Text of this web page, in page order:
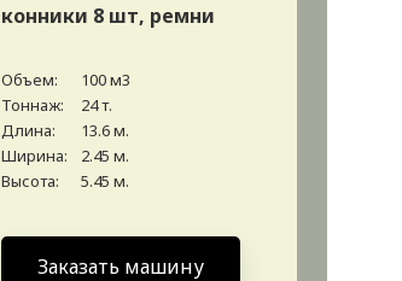
конники 8 шт, ремни
Объем:
100 м3
Тоннаж:
24 т.
Длина:
13.6 м.
Ширина:
2.45 м.
Высота:
5.45 м.
Заказать машину